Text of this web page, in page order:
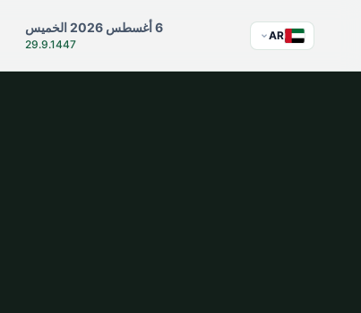
6 أغسطس 2026 الخميس
29.9.1447
AR